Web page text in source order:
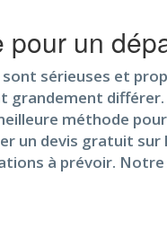
un
sérieuses et
méthode
un devis gratuit
à prévoir.